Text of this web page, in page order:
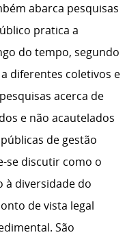
abarca pesquisas
pratica a
do tempo, segundo
diferentes coletivos e
acerca de
e não acautelados
de gestão
se discutir como o
à diversidade do
de vista legal
São